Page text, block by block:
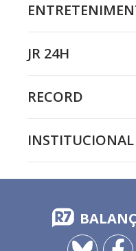
JR 24H
RECORD
INSTITUCIONAL